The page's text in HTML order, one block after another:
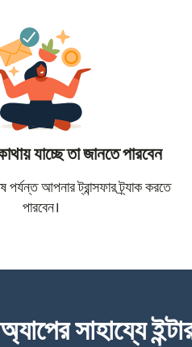
যাচ্ছে তা জানতে পারবেন
আপনার ট্রান্সফার ট্র্যাক করতে
পারবেন।
সাহায্যে